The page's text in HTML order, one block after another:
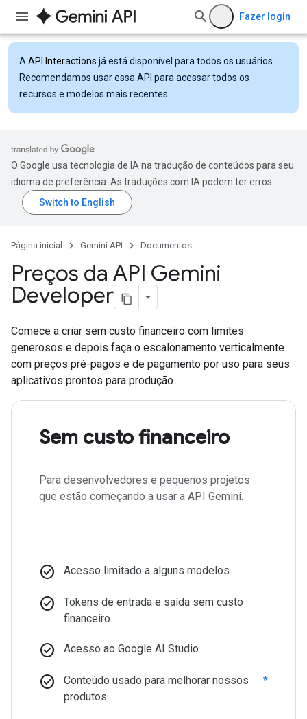
Fazer login
A API Interactions já está disponível para todos os usuários.
Recomendamos usar essa API para acessar todos os
recursos e modelos mais recentes.
O Google usa tecnologia de IA na tradução de conteúdos para seu
idioma de preferência. As traduções com IA podem ter erros.
Página inicial Gemini API Documentos
Preços da API Gemini
Developer
Comece a criar sem custo financeiro com limites
generosos e depois faça o escalonamento verticalmente
com preços pré-pagos e de pagamento por uso para seus
aplicativos prontos para produção.
Sem custo financeiro
Para desenvolvedores e pequenos projetos
que estão começando a usar a API Gemini.
check_circle Acesso limitado a alguns modelos
check_circle
Tokens de entrada e saída sem custo
financeiro
check_circle Acesso ao Google AI Studio
check_circle
Conteúdo usado para melhorar nossos
produtos
*